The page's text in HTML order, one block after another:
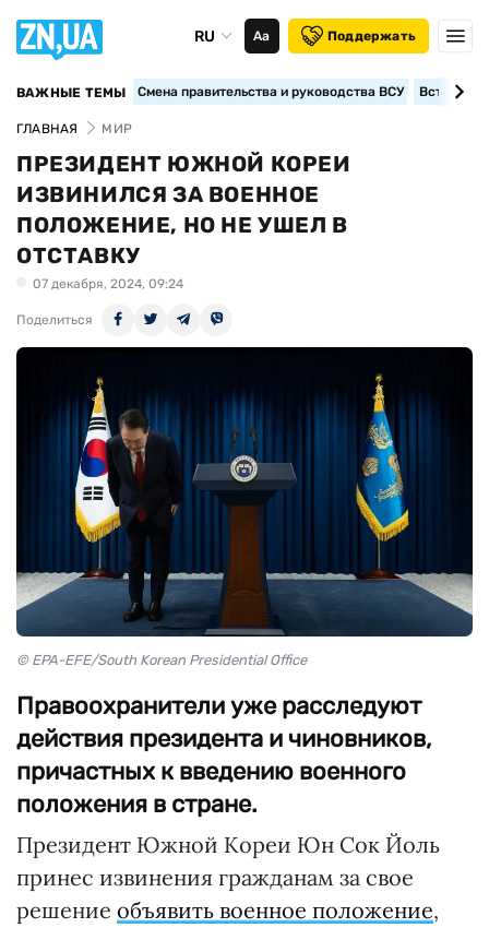
RU Аа Поддержать
ВАЖНЫЕ ТЕМЫ Смена правительства и руководства ВСУ
ГЛАВНАЯ МИР
ПРЕЗИДЕНТ ЮЖНОЙ КОРЕИ
ИЗВИНИЛСЯ ЗА ВОЕННОЕ
ПОЛОЖЕНИЕ, НО НЕ УШЕЛ В
ОТСТАВКУ
07 декабря, 2024, 09:24
Поделиться
© EPA-EFE/South Korean Presidential Office
Правоохранители уже расследуют
действия президента и чиновников,
причастных к введению военного
положения в стране.
Президент Южной Кореи Юн Сок Йоль
принес извинения гражданам за свое
решение объявить военное положение,